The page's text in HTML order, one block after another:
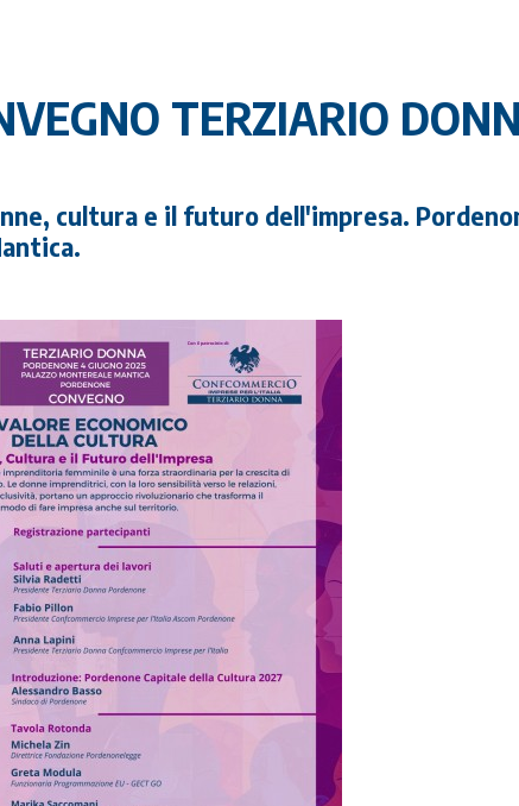
TERZIARIO
cultura e il futuro dell'impresa.